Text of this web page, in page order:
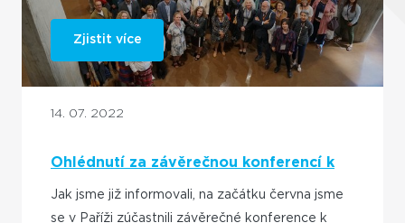
Zjistit více
14. 07. 2022
Ohlédnutí za závěrečnou konferencí k
Jak jsme již informovali, na začátku června jsme
se v Paříži zúčastnili závěrečné konference k